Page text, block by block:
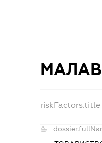
riskFactors.title